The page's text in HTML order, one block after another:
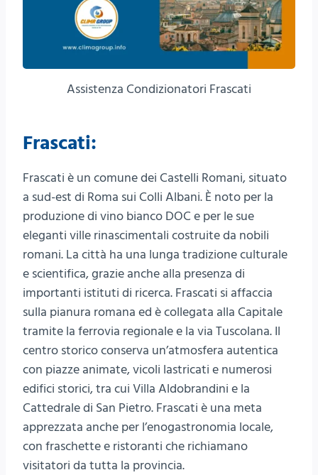
Assistenza Condizionatori Frascati
Frascati:
Frascati è un comune dei Castelli Romani, situato
a sud-est di Roma sui Colli Albani. È noto per la
produzione di vino bianco DOC e per le sue
eleganti ville rinascimentali costruite da nobili
romani. La città ha una lunga tradizione culturale
e scientifica, grazie anche alla presenza di
importanti istituti di ricerca. Frascati si affaccia
sulla pianura romana ed è collegata alla Capitale
tramite la ferrovia regionale e la via Tuscolana. Il
centro storico conserva un’atmosfera autentica
con piazze animate, vicoli lastricati e numerosi
edifici storici, tra cui Villa Aldobrandini e la
Cattedrale di San Pietro. Frascati è una meta
apprezzata anche per l’enogastronomia locale,
con fraschette e ristoranti che richiamano
visitatori da tutta la provincia.